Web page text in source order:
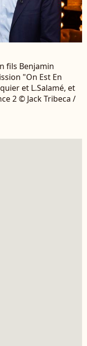
fils Benjamin
"On Est En
et L.Salamé, et
2 © Jack Tribeca /